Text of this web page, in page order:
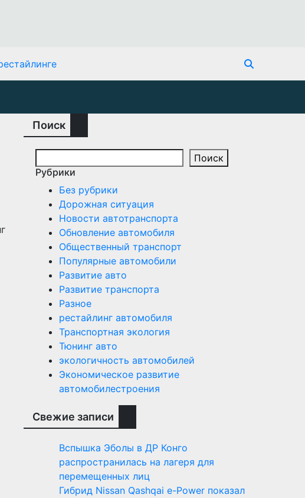
Поиск
Поиск
Рубрики
Без рубрики
Дорожная ситуация
Новости автотранспорта
Обновление автомобиля
Общественный транспорт
Популярные автомобили
Развитие авто
Развитие транспорта
Разное
рестайлинг автомобиля
Транспортная экология
Тюнинг авто
экологичность автомобилей
Экономическое развитие
автомобилестроения
Свежие записи
Вспышка Эболы в ДР Конго
распространилась на лагеря для
перемещенных лиц
Гибрид Nissan Qashqai e-Power показал